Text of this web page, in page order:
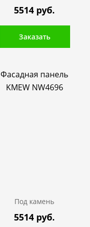
5514 руб.
Заказать
Фасадная панель
KMEW NW4696
Под камень
5514 руб.